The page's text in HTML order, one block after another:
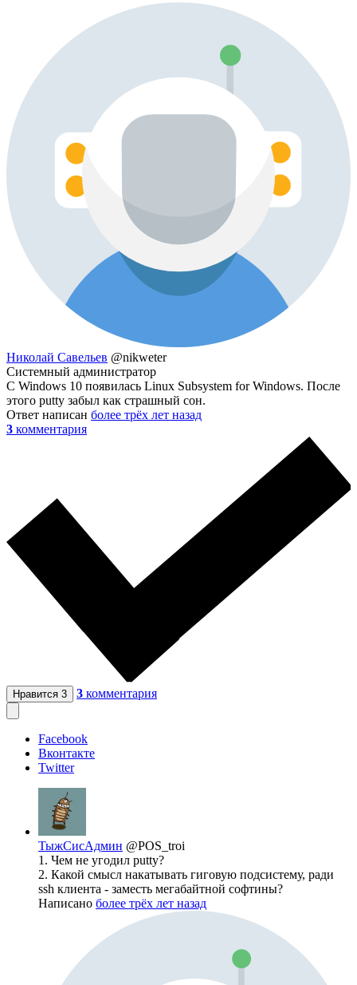
Николай Савельев @nikweter
Системный администратор
С Windows 10 появилась Linux Subsystem for Windows. После
этого putty забыл как страшный сон.
Ответ написан более трёх лет назад
3 комментария
Нравится 3 3 комментария
Facebook
Вконтакте
Twitter
ТыжСисАдмин @POS_troi
1. Чем не угодил putty?
2. Какой смысл накатывать гиговую подсистему, ради
ssh клиента - заместь мегабайтной софтины?
Написано более трёх лет назад